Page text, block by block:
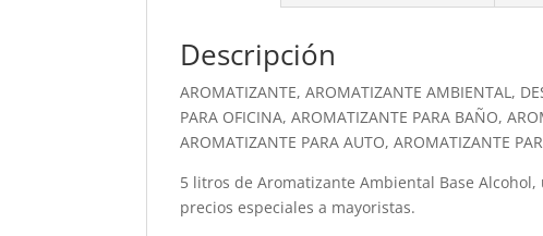
Descripción
AROMATIZANTE, AROMATIZANTE AMBIENTAL,
PARA OFICINA, AROMATIZANTE PARA BAÑO,
AROMATIZANTE PARA AUTO, AROMATIZANTE
5 litros de Aromatizante Ambiental Base
precios especiales a mayoristas.